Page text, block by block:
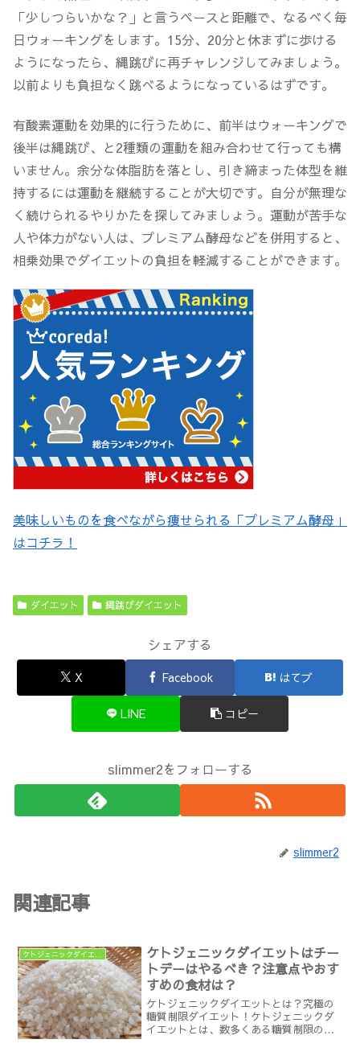
「少しつらいかな？」と言うペースと距離で、なるべく毎
日ウォーキングをします。15分、20分と休まずに歩ける
ようになったら、縄跳びに再チャレンジしてみましょう。
以前よりも負担なく跳べるようになっているはずです。
有酸素運動を効果的に行うために、前半はウォーキングで
後半は縄跳び、と2種類の運動を組み合わせて行っても構
いません。 余分な体脂肪を落とし、引き締まった体型を維
持するには運動を継続することが大切です。自分が無理な
く続けられるやりかたを探してみましょう。運動が苦手な
人や体力がない人は、プレミアム酵母などを併用すると、
相乗効果でダイエットの負担を軽減することができます。
美味しいものを食べながら痩せられる「プレミアム酵母」
はコチラ！
ダイエット 縄跳びダイエット
シェアする
X Facebook はてブ
LINE コピー
slimmer2をフォローする
slimmer2
関連記事
ケトジェニックダイエットはチー
トデーはやるべき？注意点やおす
すめの食材は？
ケトジェニックダイエットとは？究極の
糖質制限ダイエット！ケトジェニックダ
イエットとは、数多くある糖質制限の中